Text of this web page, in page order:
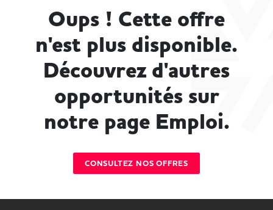
Oups ! Cette offre
n'est plus disponible.
Découvrez d'autres
opportunités sur
notre page Emploi.
CONSULTEZ NOS OFFRES